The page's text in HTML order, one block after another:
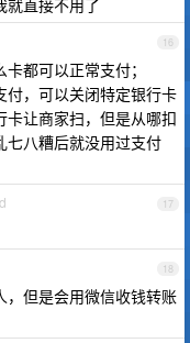
就直接不用了
16
都可以正常支付；
付，可以关闭特定银行卡
让商家扫，但是从哪扣
七八糟后就没用过支付
17
18
，但是会用微信收钱转账